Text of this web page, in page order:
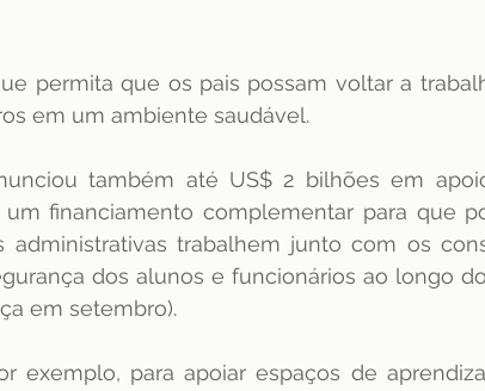
permita que os pais possam voltar a
em um ambiente saudável.
também até US$ 2 bilhões em
financiamento complementar para que
administrativas trabalhem junto com os
dos alunos e funcionários ao longo
em setembro).
exemplo, para apoiar espaços de